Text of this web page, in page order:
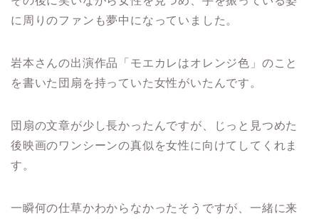
に周りのファンも夢中になっていました。
岩本さんの出演作品「モエカレはオレンジ色」のこと
を書いた団扇を持っていた女性がいたんです。
団扇の文章が少し長かったんですが、じっと見つめた
後映画のワンシーンの真似を女性に向けてしてくれま
す。
一瞬何の仕草かわからなかったそうですが、一緒に来